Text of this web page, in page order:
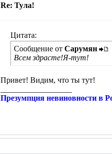
Re: Тула!
Цитата:
Сообщение от Сарумян
Всем здрасте!Я-тут!
Привет! Видим, что ты тут!
Презумпция невиновности в